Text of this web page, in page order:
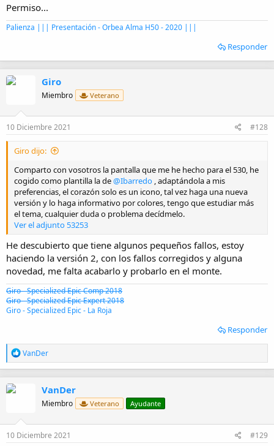
Permiso...
Palienza ||| Presentación - Orbea Alma H50 - 2020 |||
Responder
Giro
Miembro Veterano
10 Diciembre 2021 #128
Giro dijo:
Comparto con vosotros la pantalla que me he hecho para el 530, he
cogido como plantilla la de@Ibarredo , adaptándola a mis
preferencias, el corazón solo es un icono, tal vez haga una nueva
versión y lo haga informativo por colores, tengo que estudiar más
el tema, cualquier duda o problema decídmelo.
Ver el adjunto 53253
He descubierto que tiene algunos pequeños fallos, estoy
haciendo la versión 2, con los fallos corregidos y alguna
novedad, me falta acabarlo y probarlo en el monte.
Giro - Specialized Epic Comp 2018
Giro - Specialized Epic Expert 2018
Giro - Specialized Epic - La Roja
Responder
R
e
a
n
e
s
VanDer
VanDer
Miembro Veterano Ayudante
10 Diciembre 2021 #129